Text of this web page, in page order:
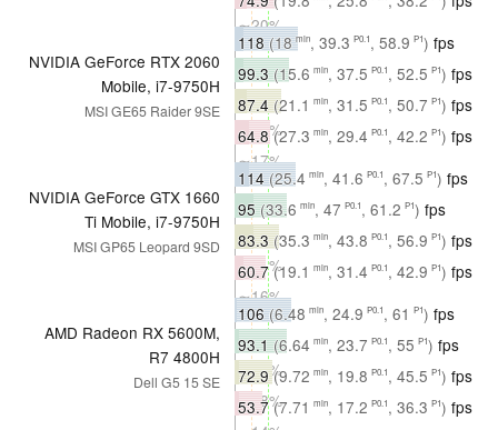
∼20%
NVIDIA GeForce RTX 2060
Mobile, i7-9750H
MSI GE65 Raider 9SE
118(18 min, 39.3 P0.1, 58.9 P1) fps
∼27%
99.3(15.6 min, 37.5 P0.1, 52.5 P1) fps
∼23%
87.4(21.1 min, 31.5 P0.1, 50.7 P1) fps
∼22%
64.8(27.3 min, 29.4 P0.1, 42.2 P1) fps
∼17%
NVIDIA GeForce GTX 1660
Ti Mobile, i7-9750H
MSI GP65 Leopard 9SD
114(25.4 min, 41.6 P0.1, 67.5 P1) fps
∼26%
95(33.6 min, 47 P0.1, 61.2 P1) fps
∼22%
83.3(35.3 min, 43.8 P0.1, 56.9 P1) fps
∼21%
60.7(19.1 min, 31.4 P0.1, 42.9 P1) fps
∼16%
AMD Radeon RX 5600M,
R7 4800H
Dell G5 15 SE
106(6.48 min, 24.9 P0.1, 61 P1) fps
∼24%
93.1(6.64 min, 23.7 P0.1, 55 P1) fps
∼22%
72.9(9.72 min, 19.8 P0.1, 45.5 P1) fps
∼18%
53.7(7.71 min, 17.2 P0.1, 36.3 P1) fps